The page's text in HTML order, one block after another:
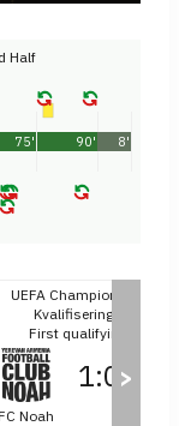
Half
90'
75' 8'
UEFA Champions
Kvalifiseringsrunder
First qualifying round
Noah
1:0 >